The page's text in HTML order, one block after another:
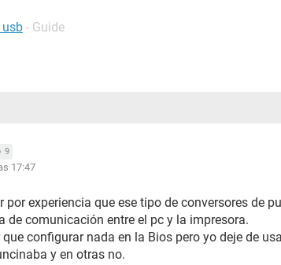
- Guide
9
17:47
por experiencia que ese tipo de conversores de
de comunicación entre el pc y la impresora.
configurar nada en la Bios pero yo deje de
y en otras no.